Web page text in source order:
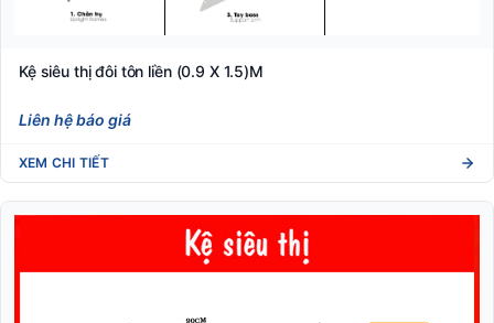
Kệ siêu thị đôi tôn liền (0.9 X 1.5)M
Liên hệ báo giá
XEM CHI TIẾT